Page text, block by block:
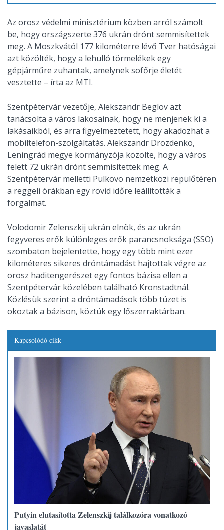
Az orosz védelmi minisztérium közben arról számolt
be, hogy országszerte 376 ukrán drónt semmisítettek
meg. A Moszkvától 177 kilométerre lévő Tver hatóságai
azt közölték, hogy a lehulló törmelékek egy
gépjárműre zuhantak, amelynek sofőrje életét
vesztette – írta az MTI.
Szentpétervár vezetője, Alekszandr Beglov azt
tanácsolta a város lakosainak, hogy ne menjenek ki a
lakásaikból, és arra figyelmeztetett, hogy akadozhat a
mobiltelefon-szolgáltatás. Alekszandr Drozdenko,
Leningrád megye kormányzója közölte, hogy a város
felett 72 ukrán drónt semmisítettek meg. A
Szentpétervár melletti Pulkovo nemzetközi repülőtéren
a reggeli órákban egy rövid időre leállították a
forgalmat.
Volodomir Zelenszkij ukrán elnök, és az ukrán
fegyveres erők különleges erők parancsnoksága (SSO)
szombaton bejelentette, hogy egy több mint ezer
kilométeres sikeres dróntámadást hajtottak végre az
orosz haditengerészet egy fontos bázisa ellen a
Szentpétervár közelében található Kronstadtnál.
Közlésük szerint a dróntámadások több tüzet is
okoztak a bázison, köztük egy lőszerraktárban.
Kapcsolódó cikk
Putyin elutasította Zelenszkij találkozóra vonatkozó
javaslatát